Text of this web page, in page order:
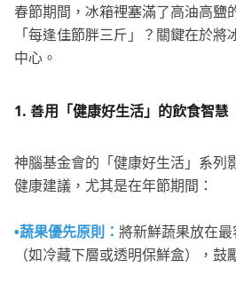
春節期間，冰箱裡塞滿了高油高鹽
「每逢佳節胖三斤」？關鍵在於
中心。
1. 善用「健康好生活」的飲食智慧
神腦基金會的「健康好生活」系列
健康建議，尤其是在年節期間：
•蔬果優先原則： 將新鮮蔬果放在
（如冷藏下層或透明保鮮盒），鼓